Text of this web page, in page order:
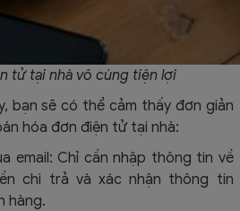
tử tại nhà vô cùng tiện lợi
bạn sẽ có thể cảm thấy đơn giản
hóa đơn điện tử tại nhà:
email: Chỉ cần nhập thông tin về
chi trả và xác nhận thông tin
hàng.